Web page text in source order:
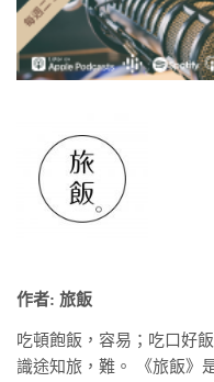
作者: 旅飯
吃頓飽飯，容易；吃口好
識途知旅，難。 《旅飯》